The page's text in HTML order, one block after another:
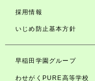
採用情報
いじめ防止基本方針
早稲田学園グループ
わせがくPURE高等学校